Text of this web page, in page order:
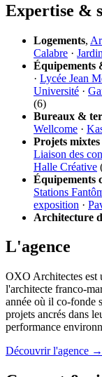
Expertise &
Logements,
Calabre ·
Équipements
· Lycée Jean
Université ·
(6)
Bureaux &
Wellcome ·
Projets
Liaison des
Halle Créative
Équipements
Stations
exposition ·
Architecture
L'agence
OXO Architectes est
l'architecte franco-
année où il co-fonde
projets ancrés dans
performance
Découvrir l'agence →